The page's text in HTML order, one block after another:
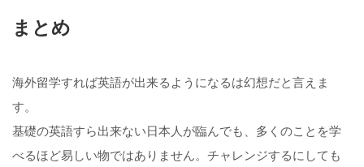
まとめ
海外留学すれば英語が出来るようになるは幻想だと言えま
す。
基礎の英語すら出来ない日本人が臨んでも、多くのことを学
べるほど易しい物ではありません。チャレンジするにしても